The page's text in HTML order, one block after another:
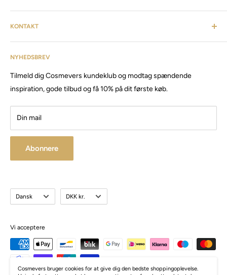
Cosmevers er et kosmetisk univers. Hvor du som kunde kan
finde alt fra frisørartikler, barberudstyr, personlig pleje,
inventar & listen fortsætter. Cosmevers er etableret i 2020, vi
har siden da solgt produkter og maskiner, til både privat &
Besøg vores store butik / showroom i Brabrand.
NYHEDSBREV
Tilmeld dig Cosmevers kundeklub og modtag spændende
inspiration, gode tilbud og få 10% på dit første køb.
Din mail
Abonnere
KONTAKT
Kundeservice: tlf:26 20 40 76
CVR: 41 50 56 21
Sprog
Dansk Valuta
DKK kr.
Vi acceptere
Cosmevers bruger cookies for at give dig den bedste shoppingoplevelse.